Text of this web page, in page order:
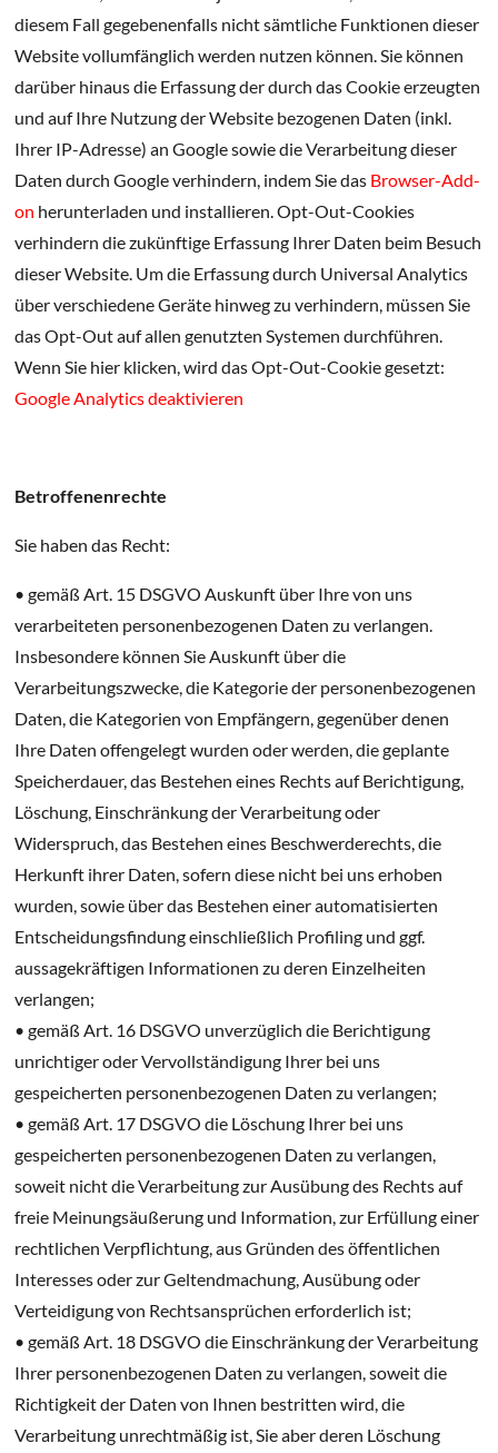
diesem Fall gegebenenfalls nicht sämtliche Funktionen dieser
Website vollumfänglich werden nutzen können. Sie können
darüber hinaus die Erfassung der durch das Cookie erzeugten
und auf Ihre Nutzung der Website bezogenen Daten (inkl.
Ihrer IP-Adresse) an Google sowie die Verarbeitung dieser
Daten durch Google verhindern, indem Sie das Browser-Add-
on herunterladen und installieren. Opt-Out-Cookies
verhindern die zukünftige Erfassung Ihrer Daten beim Besuch
dieser Website. Um die Erfassung durch Universal Analytics
über verschiedene Geräte hinweg zu verhindern, müssen Sie
das Opt-Out auf allen genutzten Systemen durchführen.
Wenn Sie hier klicken, wird das Opt-Out-Cookie gesetzt:
Google Analytics deaktivieren
Betroffenenrechte
Sie haben das Recht:
• gemäß Art. 15 DSGVO Auskunft über Ihre von uns
verarbeiteten personenbezogenen Daten zu verlangen.
Insbesondere können Sie Auskunft über die
Verarbeitungszwecke, die Kategorie der personenbezogenen
Daten, die Kategorien von Empfängern, gegenüber denen
Ihre Daten offengelegt wurden oder werden, die geplante
Speicherdauer, das Bestehen eines Rechts auf Berichtigung,
Löschung, Einschränkung der Verarbeitung oder
Widerspruch, das Bestehen eines Beschwerderechts, die
Herkunft ihrer Daten, sofern diese nicht bei uns erhoben
wurden, sowie über das Bestehen einer automatisierten
Entscheidungsfindung einschließlich Profiling und ggf.
aussagekräftigen Informationen zu deren Einzelheiten
verlangen;
• gemäß Art. 16 DSGVO unverzüglich die Berichtigung
unrichtiger oder Vervollständigung Ihrer bei uns
gespeicherten personenbezogenen Daten zu verlangen;
• gemäß Art. 17 DSGVO die Löschung Ihrer bei uns
gespeicherten personenbezogenen Daten zu verlangen,
soweit nicht die Verarbeitung zur Ausübung des Rechts auf
freie Meinungsäußerung und Information, zur Erfüllung einer
rechtlichen Verpflichtung, aus Gründen des öffentlichen
Interesses oder zur Geltendmachung, Ausübung oder
Verteidigung von Rechtsansprüchen erforderlich ist;
• gemäß Art. 18 DSGVO die Einschränkung der Verarbeitung
Ihrer personenbezogenen Daten zu verlangen, soweit die
Richtigkeit der Daten von Ihnen bestritten wird, die
Verarbeitung unrechtmäßig ist, Sie aber deren Löschung